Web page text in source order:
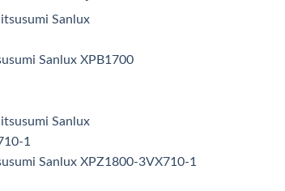
Sanlux XPB1700
Sanlux XPZ1800-3VX710-1